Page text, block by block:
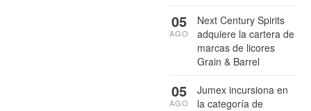
Next Century Spirits
adquiere la cartera de
marcas de licores
Grain & Barrel
05
AGO
Jumex incursiona en
la categoría de
05
AGO